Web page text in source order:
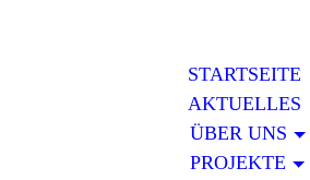
STARTSEITE
AKTUELLES
ÜBER UNS
PROJEKTE